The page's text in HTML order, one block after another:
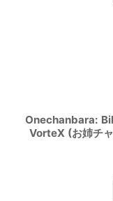
Onechanbara:
VorteX (お姉チ